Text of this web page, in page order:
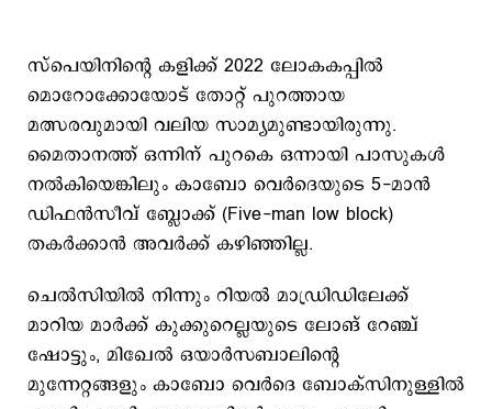
സ്പെയിനിന്റെ കളിക്ക് 2022 ലോകകപ്പിൽ
മൊറോക്കോയോട് തോറ്റ് പുറത്തായ
മത്സരവുമായി വലിയ സാമ്യമുണ്ടായിരുന്നു.
മൈതാനത്ത് ഒന്നിന് പുറകെ ഒന്നായി പാസുകൾ
നൽകിയെങ്കിലും കാബോ വെർദെയുടെ 5-മാൻ
ഡിഫൻസീവ് ബ്ലോക്ക് (Five-man low block)
തകർക്കാൻ അവർക്ക് കഴിഞ്ഞില്ല.
ചെൽസിയിൽ നിന്നും റിയൽ മാഡ്രിഡിലേക്ക്
മാറിയ മാർക്ക് കുക്കുറെല്ലയുടെ ലോങ് റേഞ്ച്
ഷോട്ടും, മിഖേൽ ഒയാർസബാലിന്റെ
മുന്നേറ്റങ്ങളും കാബോ വെർദെ ബോക്സിനുള്ളിൽ